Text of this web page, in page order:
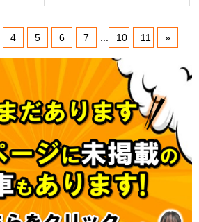
4 5 6 7 10 11 »